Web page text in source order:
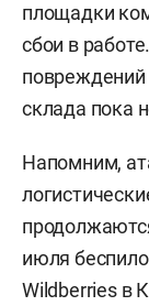
площадки
сбои в
повреждений
склада пока
Напомним,
июля
Wildberries в